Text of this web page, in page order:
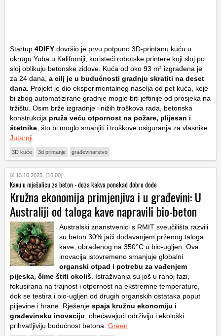
Startup 4DIFY dovršio je prvu potpuno 3D-printanu kuću u
okrugu Yuba u Kaliforniji, koristeći robotske printere koji sloj po
sloj oblikuju betonske zidove. Kuća od oko 93 m² izgrađena je
za 24 dana, a cilj je u budućnosti gradnju skratiti na deset
dana. Projekt je dio eksperimentalnog naselja od pet kuća, koje
bi zbog automatizirane gradnje mogle biti jeftinije od prosjeka na
tržištu. Osim brže izgradnje i nižih troškova rada, betonska
konstrukcija pruža veću otpornost na požare, plijesan i
štetnike , što bi moglo smanjiti i troškove osiguranja za vlasnike.
Jutarnji
3D kuće 3d printanje građevinarstvo
13.10.2025. (16:00)
Kavu u mješalicu za beton - doza kakva ponekad dobro dođe
Kružna ekonomija primjenjiva i u građevini: U
Australiji od taloga kave napravili bio-beton
Australski znanstvenici s RMIT sveučilišta razvili
su beton 30% jači dodavanjem prženog taloga
kave, obrađenog na 350°C u bio-ugljen. Ova
inovacija istovremeno smanjuje globalni
organski otpad i potrebu za vađenjem
pijeska, čime štiti okoliš . Istraživanja su još u ranoj fazi,
fokusirana na trajnost i otpornost na ekstremne temperature,
dok se testira i bio-ugljen od drugih organskih ostataka poput
piljevine i hrane. Rješenje spaja kružnu ekonomiju i
građevinsku inovaciju , obećavajući održiviju i ekološki
prihvatljiviju budućnost betona. Green